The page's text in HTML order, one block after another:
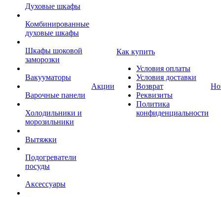
Духовые шкафы
Комбинированные
духовые шкафы
Шкафы шоковой
заморозки
Вакууматоры
Варочные панели
Холодильники и
морозильники
Вытяжки
Подогреватели
посуды
Аксессуары
Акции
Как купить
Условия оплаты
Условия доставки
Возврат
Реквизиты
Политика
конфиденциальности